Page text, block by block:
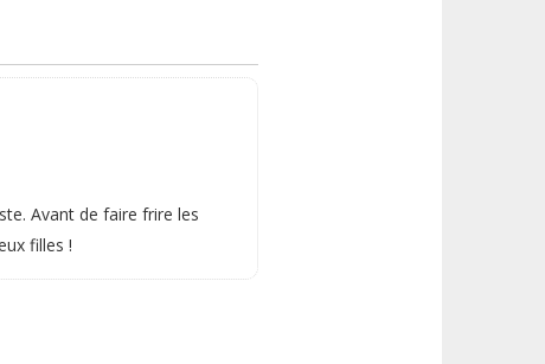
Avant de faire frire les
filles !